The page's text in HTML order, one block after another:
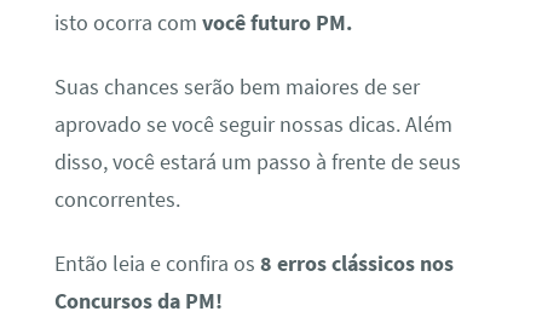
isto ocorra com você futuro PM.
Suas chances serão bem maiores de ser
aprovado se você seguir nossas dicas. Além
disso, você estará um passo à frente de seus
concorrentes.
Então leia e confira os 8 erros clássicos nos
Concursos da PM!